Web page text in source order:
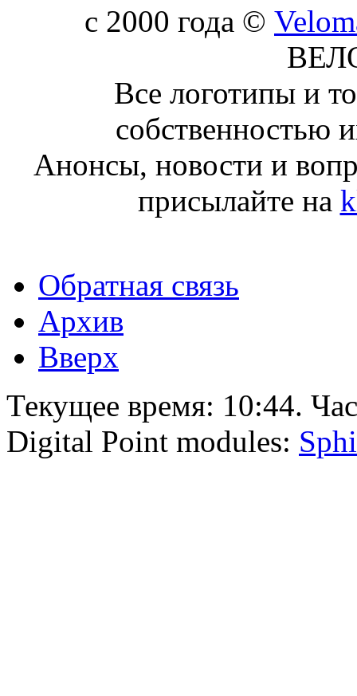
c 2000 года ©
Все логотипы и
собственностью
Анонсы, новости и
присылайте на
Обратная связь
Архив
Вверх
Текущее время: 10:44.
Digital Point modules: